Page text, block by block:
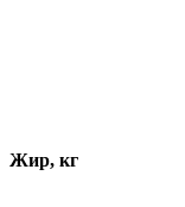
Жир, кг